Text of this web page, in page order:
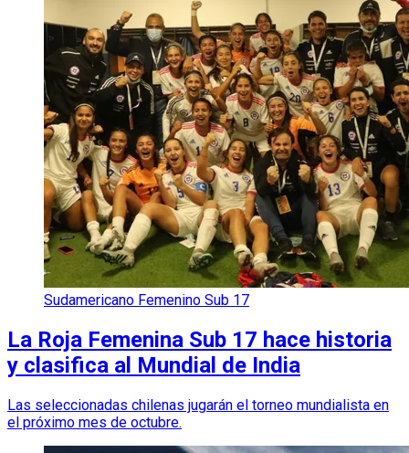
Sudamericano Femenino Sub 17
La Roja Femenina Sub 17 hace historia
y clasifica al Mundial de India
Las seleccionadas chilenas jugarán el torneo mundialista en
el próximo mes de octubre.